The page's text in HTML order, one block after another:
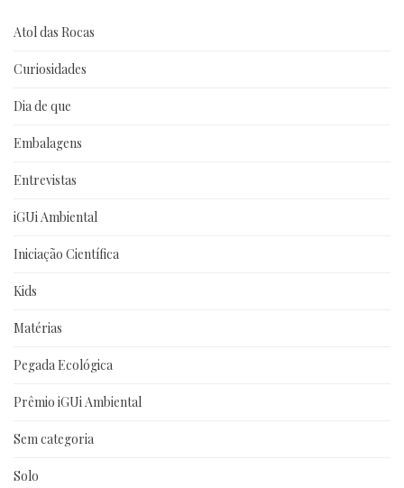
Atol das Rocas
Curiosidades
Dia de que
Embalagens
Entrevistas
iGUi Ambiental
Iniciação Científica
Kids
Matérias
Pegada Ecológica
Prêmio iGUi Ambiental
Sem categoria
Solo